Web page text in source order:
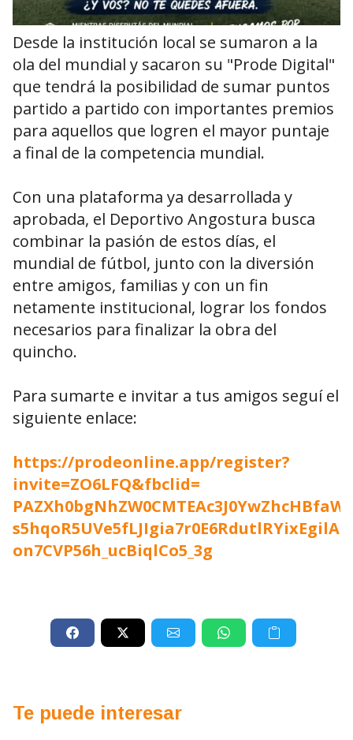
Desde la institución local se sumaron a la
ola del mundial y sacaron su "Prode Digital"
que tendrá la posibilidad de sumar puntos
partido a partido con importantes premios
para aquellos que logren el mayor puntaje
a final de la competencia mundial.
Con una plataforma ya desarrollada y
aprobada, el Deportivo Angostura busca
combinar la pasión de estos días, el
mundial de fútbol, junto con la diversión
entre amigos, familias y con un fin
netamente institucional, lograr los fondos
necesarios para finalizar la obra del
quincho.
Para sumarte e invitar a tus amigos seguí el
siguiente enlace:
https://prodeonline.app/register?
invite=ZO6LFQ&fbclid=
on7CVP56h_ucBiqlCo5_3g
Te puede interesar